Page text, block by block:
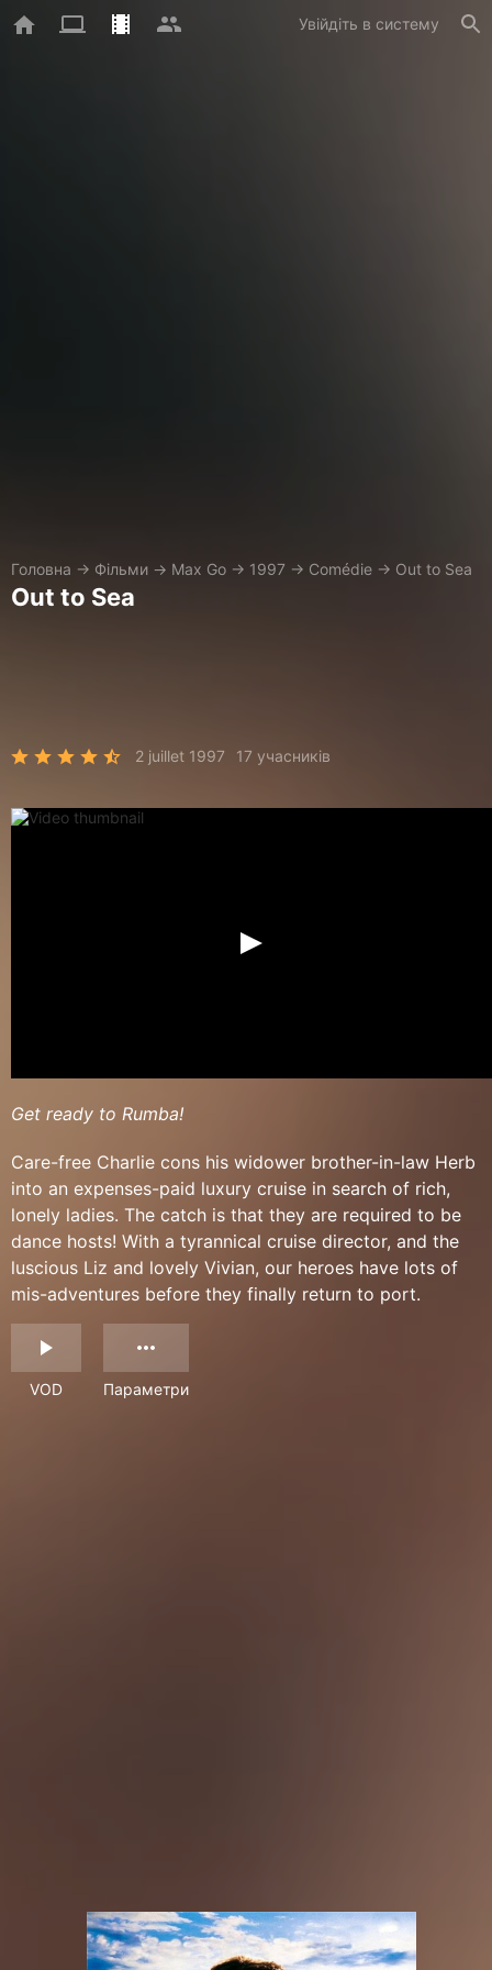
Увійдіть в систему
Головна → Фільми → Max Go → 1997 → Comédie → Out to Sea
Out to Sea
2 juillet 1997 17 учасників
Get ready to Rumba!
Care-free Charlie cons his widower brother-in-law Herb
into an expenses-paid luxury cruise in search of rich,
lonely ladies. The catch is that they are required to be
dance hosts! With a tyrannical cruise director, and the
luscious Liz and lovely Vivian, our heroes have lots of
mis-adventures before they finally return to port.
VOD Параметри